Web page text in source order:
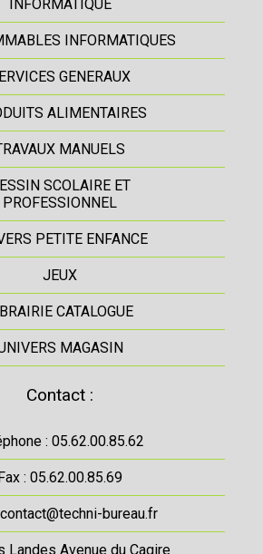
INFORMATIQUE
INFORMATIQUES
GENERAUX
ALIMENTAIRES
MANUELS
SCOLAIRE ET
PROFESSIONNEL
PETITE ENFANCE
JEUX
CATALOGUE
MAGASIN
Contact :
: 05.62.00.85.62
: 05.62.00.85.69
bureau.fr
Landes Avenue du Cagire